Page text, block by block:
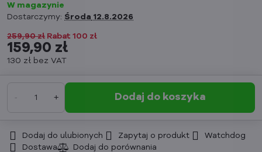
W magazynie
Dostarczymy: Środa 12.8.2026
259,90 zł Rabat 100 zł
159,90 zł
130 zł bez VAT
Dodaj do koszyka
Dodaj do ulubionych Zapytaj o produkt
Watchdog
Dostawa